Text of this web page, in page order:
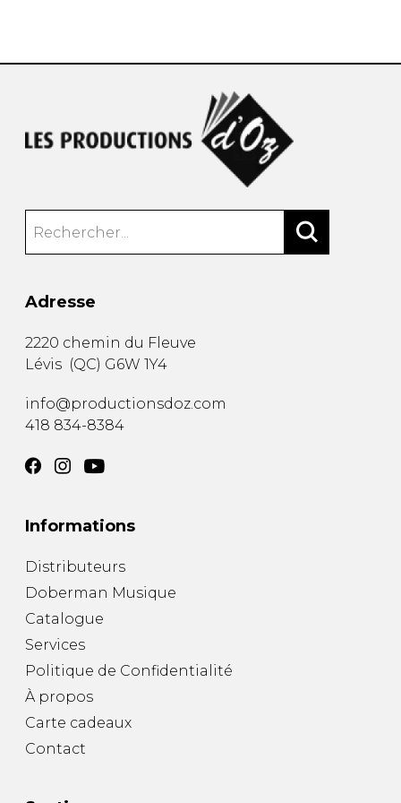
Adresse
2220 chemin du Fleuve
Lévis (QC) G6W 1Y4
info@productionsdoz.com
418 834-8384
Informations
Distributeurs
Doberman Musique
Catalogue
Services
Politique de Confidentialité
À propos
Carte cadeaux
Contact